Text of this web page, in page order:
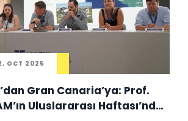
OCT 2025
Gran Canaria’ya: Prof.
Uluslararası Haftası’nda